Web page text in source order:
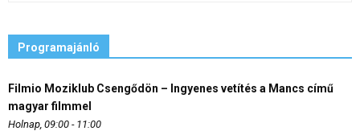
Programajánló
Filmio Moziklub Csengődön – Ingyenes vetítés a Mancs című
magyar filmmel
Holnap, 09:00 - 11:00